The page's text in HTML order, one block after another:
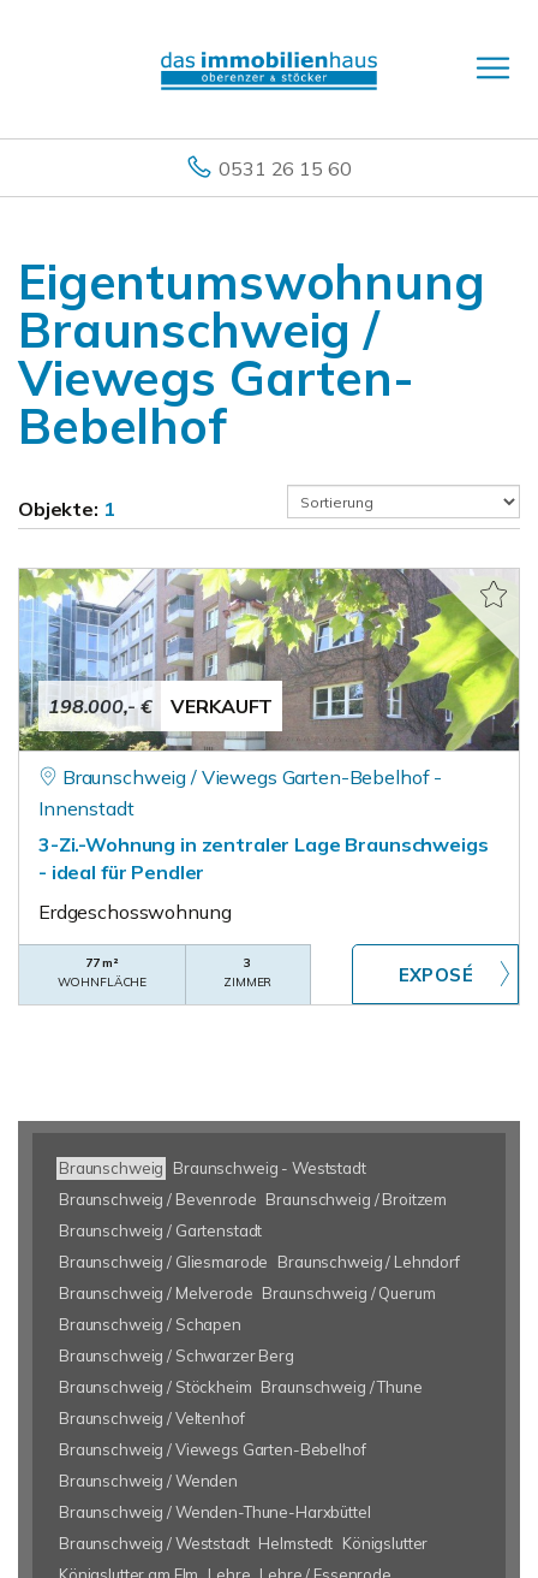
0531 26 15 60
Eigentumswohnung
Braunschweig /
Viewegs Garten-
Bebelhof
Objekte: 1
198.000,- € VERKAUFT
Braunschweig / Viewegs Garten-Bebelhof -
Innenstadt
3-Zi.-Wohnung in zentraler Lage Braunschweigs
- ideal für Pendler
Erdgeschosswohnung
77 m²
WOHNFLÄCHE
3
ZIMMER
Braunschweig
Braunschweig - Weststadt
Braunschweig / Bevenrode Braunschweig / Broitzem
Braunschweig / Gartenstadt
Braunschweig / Gliesmarode
Braunschweig / Lehndorf
Braunschweig / Melverode Braunschweig / Querum
Braunschweig / Schapen
Braunschweig / Schwarzer Berg
Braunschweig / Stöckheim Braunschweig / Thune
Braunschweig / Veltenhof
Braunschweig / Viewegs Garten-Bebelhof
Braunschweig / Wenden
Braunschweig / Wenden-Thune-Harxbüttel
Braunschweig / Weststadt Helmstedt Königslutter